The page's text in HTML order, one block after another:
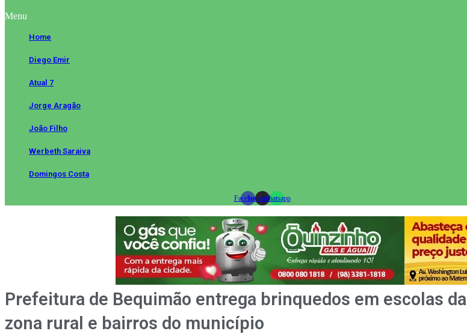
Menu
Home
Diego Emir
Atual 7
Jorge Aragão
João Filho
Werbeth Saraiva
Domingos Costa
FacebookInstagramWhatsapp
Prefeitura de Bequimão entrega brinquedos em escolas da
zona rural e bairros do município